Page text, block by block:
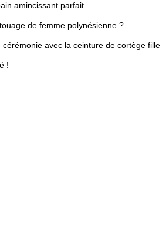
amincissant parfait
de femme polynésienne ?
avec la ceinture de cortège fille
!